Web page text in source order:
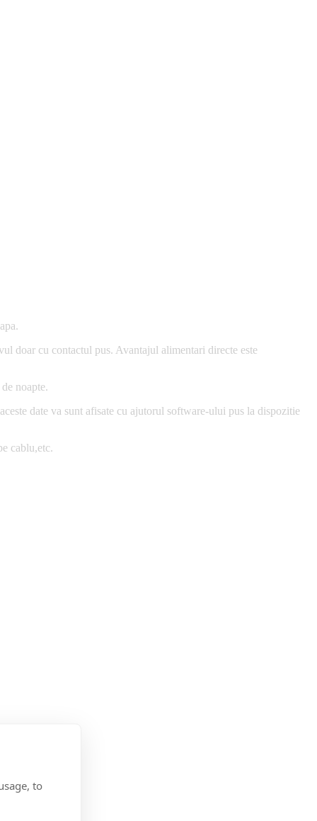
doar cu contactul pus. Avantajul alimentari directe este
noapte.
date va sunt afisate cu ajutorul software-ului pus la dispozitie
cablu,etc.
to